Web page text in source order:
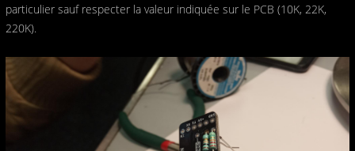
particulier sauf respecter la valeur indiquée sur le PCB (10K, 22K,
220K).